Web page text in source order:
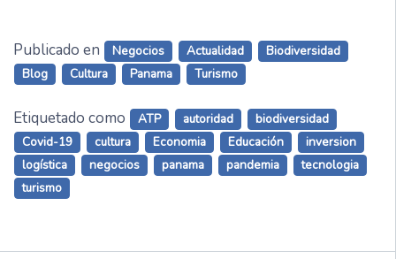
Publicado en Negocios Actualidad
Biodiversidad
Blog
Cultura Panama Turismo
Etiquetado como ATP autoridad
biodiversidad
Covid-19
cultura Economia Educación
inversion
logística
negocios panama pandemia
tecnologia
turismo